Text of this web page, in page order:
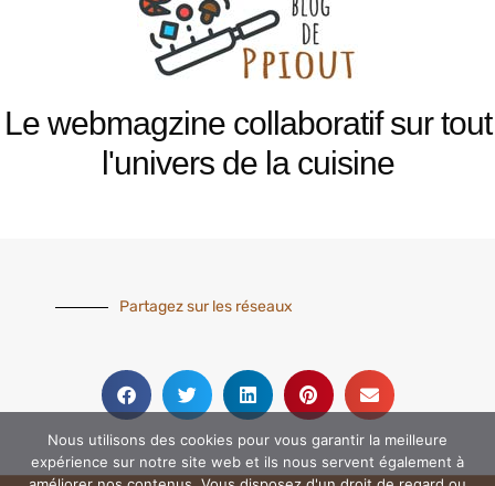
Le webmagzine collaboratif sur tout
l'univers de la cuisine
Partagez sur les réseaux
Nous utilisons des cookies pour vous garantir la meilleure
expérience sur notre site web et ils nous servent également à